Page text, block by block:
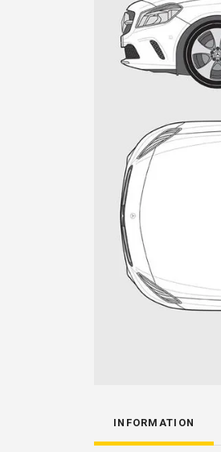
INFORMATION